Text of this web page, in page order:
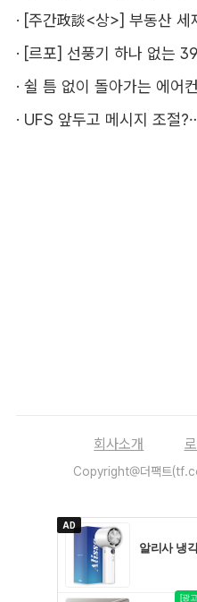
·
·
· 쉴 틈 없이 돌아가는 에어
· UFS 앞두고 메시지 조절
회사소개
Copyright@더팩트
AD